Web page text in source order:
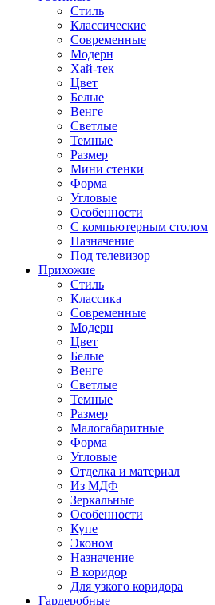
Стиль
Классические
Современные
Модерн
Хай-тек
Цвет
Белые
Венге
Светлые
Темные
Размер
Мини стенки
Форма
Угловые
Особенности
С компьютерным столом
Назначение
Под телевизор
Прихожие
Стиль
Классика
Современные
Модерн
Цвет
Белые
Венге
Светлые
Темные
Размер
Малогабаритные
Форма
Угловые
Отделка и материал
Из МДФ
Зеркальные
Особенности
Купе
Эконом
Назначение
В коридор
Для узкого коридора
Гардеробные